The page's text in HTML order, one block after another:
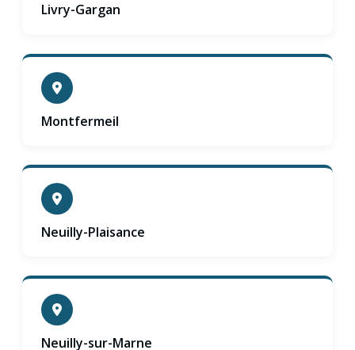
Livry-Gargan
Montfermeil
Neuilly-Plaisance
Neuilly-sur-Marne